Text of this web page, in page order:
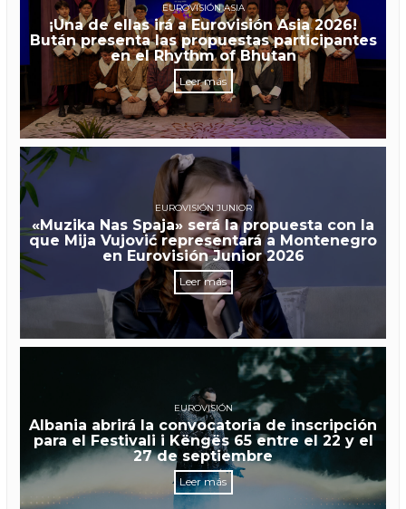
EUROVISIÓN ASIA
¡Una de ellas irá a Eurovisión Asia 2026!
Bután presenta las propuestas participantes
en el Rhythm of Bhutan
Leer más
EUROVISIÓN JUNIOR
«Muzika Nas Spaja» será la propuesta con la
que Mija Vujović representará a Montenegro
en Eurovisión Junior 2026
Leer más
EUROVISIÓN
Albania abrirá la convocatoria de inscripción
para el Festivali i Këngës 65 entre el 22 y el
27 de septiembre
Leer más